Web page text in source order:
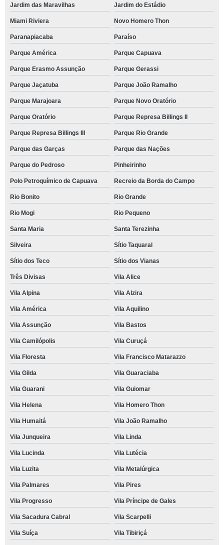
Jardim das Maravilhas Jardim do Estádio
Miami Riviera Novo Homero Thon
Paranapiacaba Paraíso
Parque América Parque Capuava
Parque Erasmo Assunção Parque Gerassi
Parque Jaçatuba Parque João Ramalho
Parque Marajoara Parque Novo Oratório
Parque Oratório Parque Represa Billings II
Parque Represa Billings III Parque Rio Grande
Parque das Garças Parque das Nações
Parque do Pedroso Pinheirinho
Polo Petroquímico de Capuava Recreio da Borda do Campo
Rio Bonito Rio Grande
Rio Mogi Rio Pequeno
Santa Maria Santa Terezinha
Silveira Sítio Taquaral
Sítio dos Teco Sítio dos Vianas
Três Divisas Vila Alice
Vila Alpina Vila Alzira
Vila América Vila Aquilino
Vila Assunção Vila Bastos
Vila Camilópolis Vila Curuçá
Vila Floresta Vila Francisco Matarazzo
Vila Gilda Vila Guaraciaba
Vila Guarani Vila Guiomar
Vila Helena Vila Homero Thon
Vila Humaitá Vila João Ramalho
Vila Junqueira Vila Linda
Vila Lucinda Vila Lutécia
Vila Luzita Vila Metalúrgica
Vila Palmares Vila Pires
Vila Progresso Vila Príncipe de Gales
Vila Sacadura Cabral Vila Scarpelli
Vila Suíça Vila Tibiriçá